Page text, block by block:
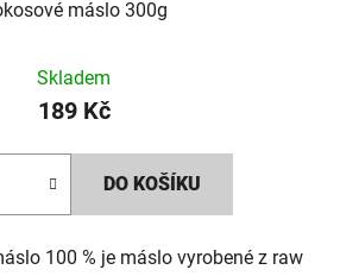
máslo 300g
Skladem
189 Kč
DO KOŠÍKU
100 % je máslo vyrobené z raw